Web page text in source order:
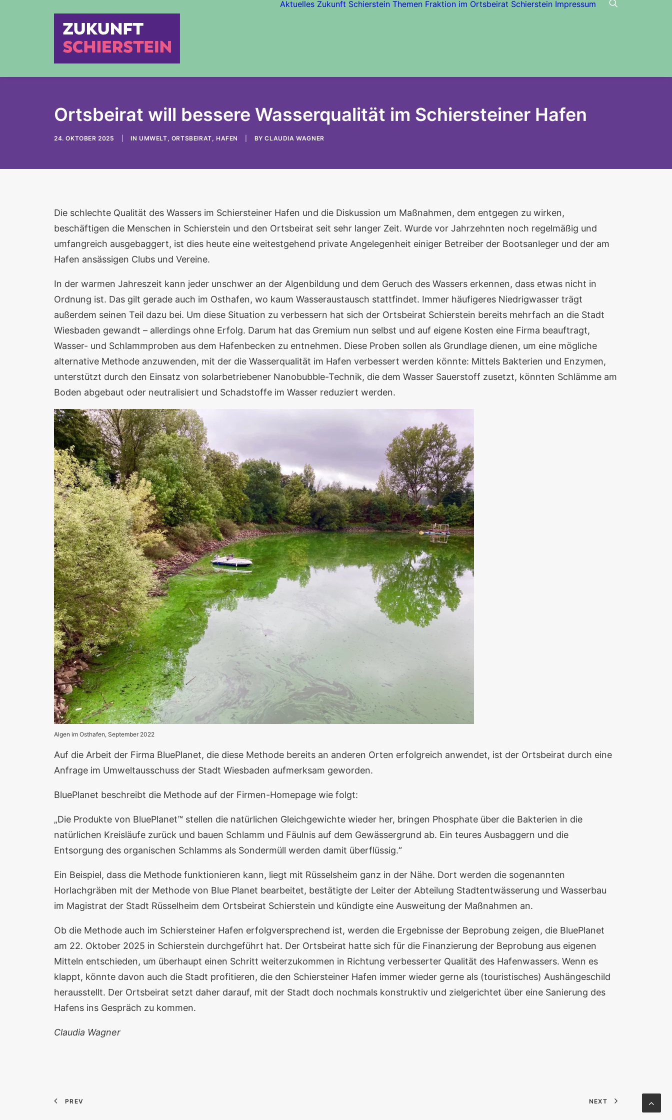
Aktuelles Zukunft Schierstein Themen Fraktion im Ortsbeirat Schierstein Impressum
Ortsbeirat will bessere Wasserqualität im Schiersteiner Hafen
24. OKTOBER 2025 INUMWELT, ORTSBEIRAT,HAFEN BYCLAUDIA WAGNER
Die schlechte Qualität des Wassers im Schiersteiner Hafen und die Diskussion um Maßnahmen, dem entgegen zu wirken,
beschäftigen die Menschen in Schierstein und den Ortsbeirat seit sehr langer Zeit. Wurde vor Jahrzehnten noch regelmäßig und
umfangreich ausgebaggert, ist dies heute eine weitestgehend private Angelegenheit einiger Betreiber der Bootsanleger und der am
Hafen ansässigen Clubs und Vereine.
In der warmen Jahreszeit kann jeder unschwer an der Algenbildung und dem Geruch des Wassers erkennen, dass etwas nicht in
Ordnung ist. Das gilt gerade auch im Osthafen, wo kaum Wasseraustausch stattfindet. Immer häufigeres Niedrigwasser trägt
außerdem seinen Teil dazu bei. Um diese Situation zu verbessern hat sich der Ortsbeirat Schierstein bereits mehrfach an die Stadt
Wiesbaden gewandt – allerdings ohne Erfolg. Darum hat das Gremium nun selbst und auf eigene Kosten eine Firma beauftragt,
Wasser- und Schlammproben aus dem Hafenbecken zu entnehmen. Diese Proben sollen als Grundlage dienen, um eine mögliche
alternative Methode anzuwenden, mit der die Wasserqualität im Hafen verbessert werden könnte: Mittels Bakterien und Enzymen,
unterstützt durch den Einsatz von solarbetriebener Nanobubble-Technik, die dem Wasser Sauerstoff zusetzt, könnten Schlämme am
Boden abgebaut oder neutralisiert und Schadstoffe im Wasser reduziert werden.
Algen im Osthafen, September 2022
Auf die Arbeit der Firma BluePlanet, die diese Methode bereits an anderen Orten erfolgreich anwendet, ist der Ortsbeirat durch eine
Anfrage im Umweltausschuss der Stadt Wiesbaden aufmerksam geworden.
BluePlanet beschreibt die Methode auf der Firmen-Homepage wie folgt:
„Die Produkte von BluePlanet™ stellen die natürlichen Gleichgewichte wieder her, bringen Phosphate über die Bakterien in die
natürlichen Kreisläufe zurück und bauen Schlamm und Fäulnis auf dem Gewässergrund ab. Ein teures Ausbaggern und die
Entsorgung des organischen Schlamms als Sondermüll werden damit überflüssig.“
Ein Beispiel, dass die Methode funktionieren kann, liegt mit Rüsselsheim ganz in der Nähe. Dort werden die sogenannten
Horlachgräben mit der Methode von Blue Planet bearbeitet, bestätigte der Leiter der Abteilung Stadtentwässerung und Wasserbau
im Magistrat der Stadt Rüsselheim dem Ortsbeirat Schierstein und kündigte eine Ausweitung der Maßnahmen an.
Ob die Methode auch im Schiersteiner Hafen erfolgversprechend ist, werden die Ergebnisse der Beprobung zeigen, die BluePlanet
am 22. Oktober 2025 in Schierstein durchgeführt hat. Der Ortsbeirat hatte sich für die Finanzierung der Beprobung aus eigenen
Mitteln entschieden, um überhaupt einen Schritt weiterzukommen in Richtung verbesserter Qualität des Hafenwassers. Wenn es
klappt, könnte davon auch die Stadt profitieren, die den Schiersteiner Hafen immer wieder gerne als (touristisches) Aushängeschild
herausstellt. Der Ortsbeirat setzt daher darauf, mit der Stadt doch nochmals konstruktiv und zielgerichtet über eine Sanierung des
Hafens ins Gespräch zu kommen.
Claudia Wagner
PREV NEXT